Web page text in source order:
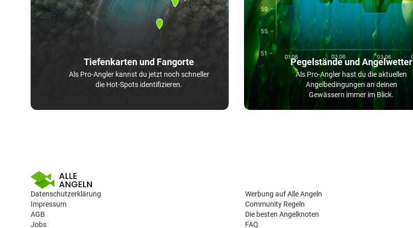
Tiefenkarten und Fangorte
Als Pro-Angler kannst du jetzt noch schneller
die Hot-Spots identifizieren.
Pegelstände und Angelwetter
Als Pro-Angler hast du die aktuellen
Angelbedingungen an deinen
Gewässern immer im Blick.
Datenschutzerklärung
Impressum
AGB
Jobs
Werbung auf Alle Angeln
Community Regeln
Die besten Angelknoten
FAQ